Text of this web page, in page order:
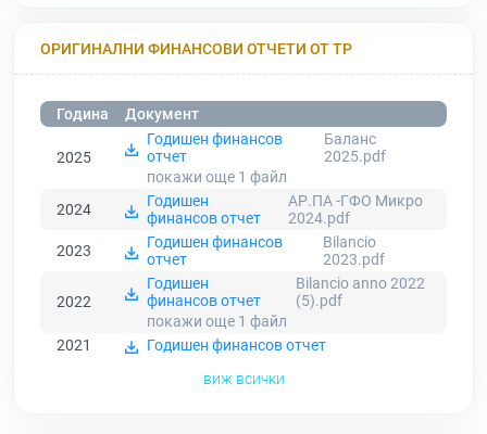
ОРИГИНАЛНИ ФИНАНСОВИ ОТЧЕТИ ОТ ТР
Година Документ
2025
Годишен финансов
отчет
Баланс
2025.pdf
покажи още 1 файл
2024
Годишен
финансов отчет
АР.ПА -ГФО Микро
2024.pdf
2023
Годишен финансов
отчет
Bilancio
2023.pdf
2022
Годишен
финансов отчет
Bilancio anno 2022
(5).pdf
покажи още 1 файл
2021
Годишен финансов отчет
виж всички